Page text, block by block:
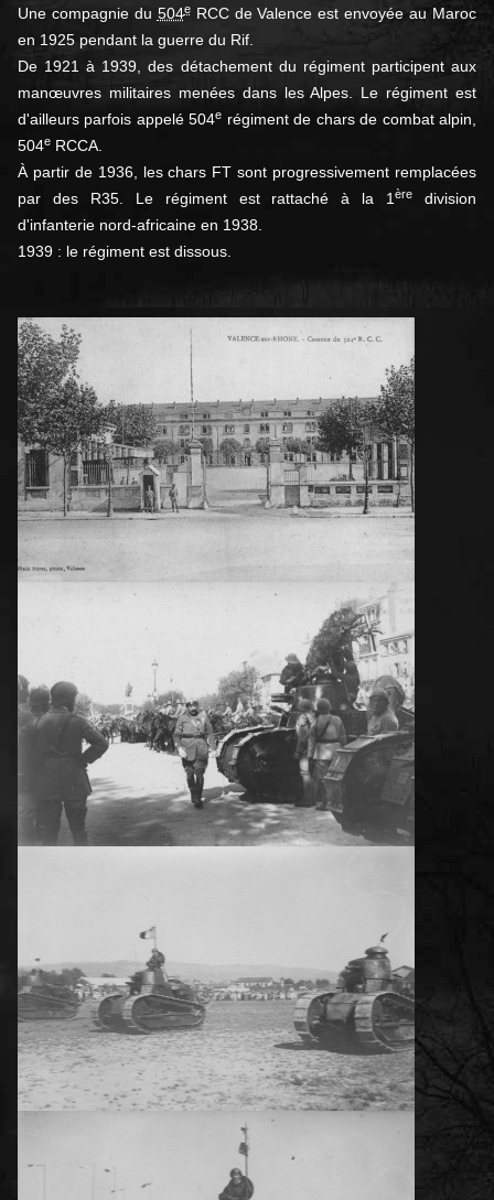
Une compagnie du 504eRCC de Valence est envoyée au Maroc
en 1925 pendant la guerre du Rif
De 1921 à 1939, des détachement du régiment participent aux
manœuvres militaires menées dans les Alpes. Le régiment est
d'ailleurs parfois appelé 504e régiment de chars de combat alpin,
504e RCCA
À partir de 1936, les chars FT sont progressivement remplacées
par des R35. Le régiment est rattaché à la 1ère
division
d'infanterie nord-africaine en 1938
1939 : le régiment est dissous.